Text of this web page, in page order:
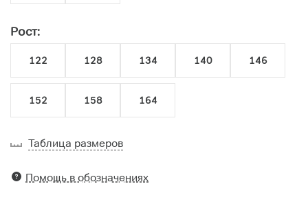
Рост:
122 128 134 140 146
152 158 164
Таблица размеров
Помощь в обозначениях